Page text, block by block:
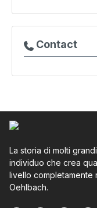
Contact
La storia di molti
individuo che crea
livello completamente
Oehlbach.